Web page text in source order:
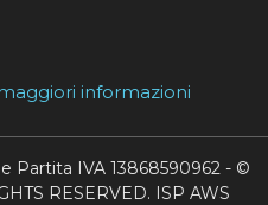
informazioni
Partita IVA 13868590962 - ©
RESERVED. ISP AWS